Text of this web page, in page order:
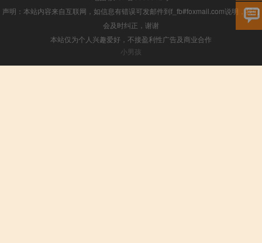
声明：本站内容来自互联网，如信息有错误可发邮件到f_fb#foxmail.com说明，我们
会及时纠正，谢谢
本站仅为个人兴趣爱好，不接盈利性广告及商业合作
小男孩